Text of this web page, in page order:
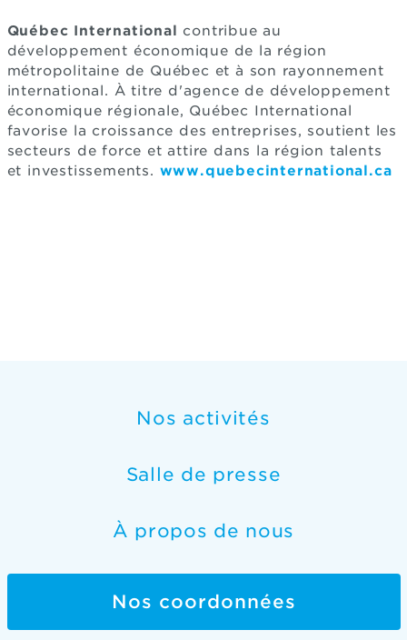
Québec International contribue au
développement économique de la région
métropolitaine de Québec et à son rayonnement
international. À titre d'agence de développement
économique régionale, Québec International
favorise la croissance des entreprises, soutient les
secteurs de force et attire dans la région talents
et investissements. www.quebecinternational.ca
Nos activités
Salle de presse
À propos de nous
Nos coordonnées